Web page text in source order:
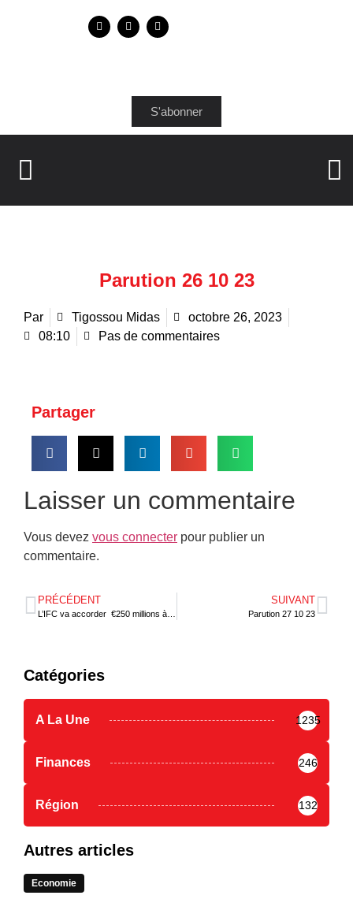
S'abonner
Parution 26 10 23
Par Tigossou Midas
octobre 26, 2023
08:10
Pas de commentaires
Partager
Laisser un commentaire
Vous devez vous connecter pour publier un
commentaire.
PRÉCÉDENT SUIVANT
Parution 27 10 23
Catégories
A La Une 1235
Finances 246
Région 132
Autres articles
Economie